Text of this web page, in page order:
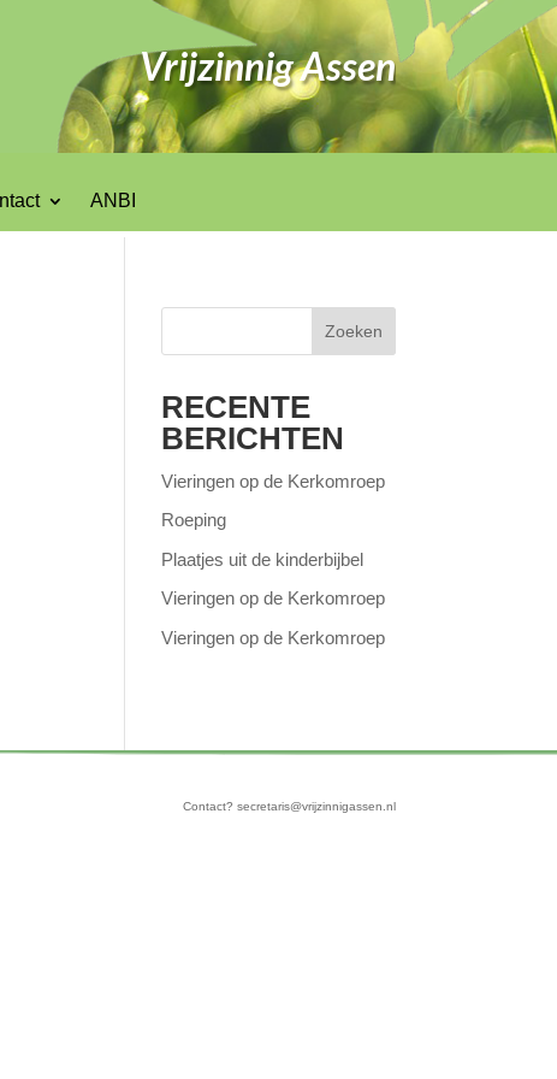
Vrijzinnig Assen
ANBI
Zoeken
RECENTE
BERICHTEN
Vieringen op de Kerkomroep
Roeping
Plaatjes uit de kinderbijbel
Vieringen op de Kerkomroep
Vieringen op de Kerkomroep
Contact? secretaris@vrijzinnigassen.nl